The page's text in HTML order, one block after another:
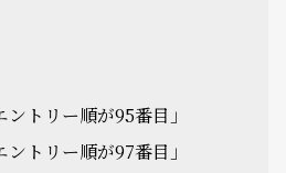
ントリー順が95番目」
ントリー順が97番目」